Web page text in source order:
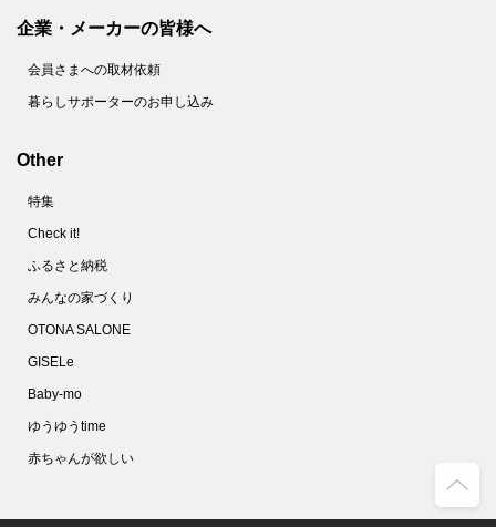
企業・メーカーの皆様へ
会員さまへの取材依頼
暮らしサポーターのお申し込み
Other
特集
Check it!
ふるさと納税
みんなの家づくり
OTONA SALONE
GISELe
Baby-mo
ゆうゆうtime
赤ちゃんが欲しい